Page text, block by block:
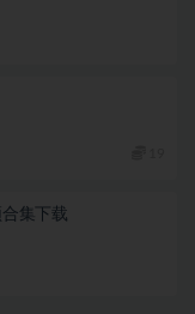
集下载